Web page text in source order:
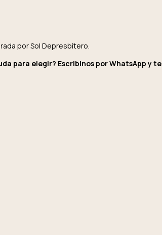
por Sol Depresbítero.
para elegir? Escribinos por WhatsApp y te